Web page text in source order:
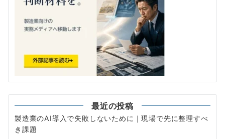
最近の投稿
製造業のAI導入で失敗しないために｜現場で先に整理すべ
き課題